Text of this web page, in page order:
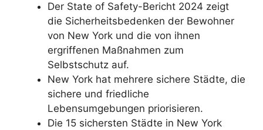
Der State of Safety-Bericht 2024 zeigt
die Sicherheitsbedenken der Bewohner
von New York und die von ihnen
ergriffenen Maßnahmen zum
Selbstschutz auf.
New York hat mehrere sichere Städte, die
sichere und friedliche
Lebensumgebungen priorisieren.
Die 15 sichersten Städte in New York